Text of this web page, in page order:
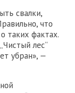
свалки,
что
таких фактах.
лес“
убран», —